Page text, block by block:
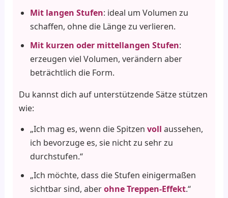
Mit langen Stufen: ideal um Volumen zu
schaffen, ohne die Länge zu verlieren.
Mit kurzen oder mittellangen Stufen:
erzeugen viel Volumen, verändern aber
beträchtlich die Form.
Du kannst dich auf unterstützende Sätze stützen
wie:
„Ich mag es, wenn die Spitzen voll aussehen,
ich bevorzuge es, sie nicht zu sehr zu
durchstufen.“
„Ich möchte, dass die Stufen einigermaßen
sichtbar sind, aberohne Treppen-Effekt.“